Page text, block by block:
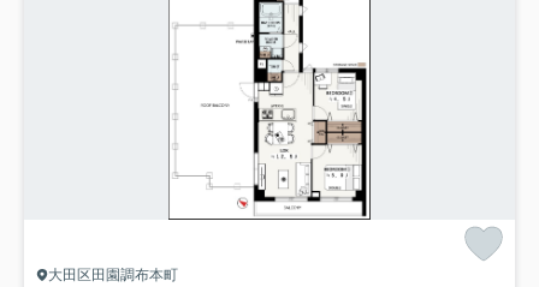
大田区田園調布本町